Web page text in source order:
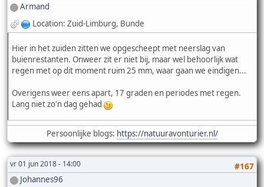
Armand
Location: Zuid-Limburg, Bunde
Hier in het zuiden zitten we opgescheept met neerslag van
buienrestanten. Onweer zit er niet bij, maar wel behoorlijk wat
regen met op dit moment ruim 25 mm, waar gaan we eindigen...
Overigens weer eens apart, 17 graden en periodes met regen.
Lang niet zo'n dag gehad
Persoonlijke blogs: https://natuuravonturier.nl/
vr 01 jun 2018 - 14:00
#167
Johannes96